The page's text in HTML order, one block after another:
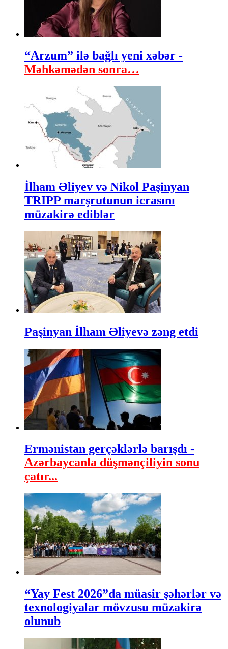
“Arzum” ilə bağlı yeni xəbər -
Məhkəmədən sonra…
İlham Əliyev və Nikol Paşinyan
TRIPP marşrutunun icrasını
müzakirə ediblər
Paşinyan İlham Əliyevə zəng etdi
Ermənistan gerçəklərlə barışdı -
Azərbaycanla düşmənçiliyin sonu
çatır...
“Yay Fest 2026”da müasir şəhərlər və
texnologiyalar mövzusu müzakirə
olunub